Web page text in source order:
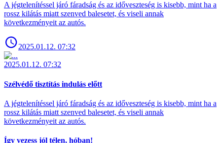
A jégtelenítéssel járó fáradság és az időveszteség is kisebb, mint ha a
rossz kilátás miatt szenved balesetet, és viseli annak
következményeit az autós.
2025.01.12. 07:32
2025.01.12. 07:32
Szélvédő tisztítás indulás előtt
A jégtelenítéssel járó fáradság és az időveszteség is kisebb, mint ha a
rossz kilátás miatt szenved balesetet, és viseli annak
következményeit az autós.
Így vezess jól télen, hóban!